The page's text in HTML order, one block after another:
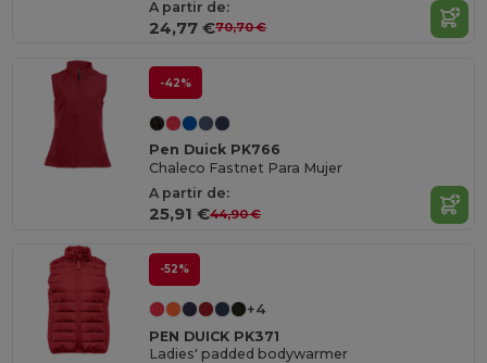
A partir de:
24,77 €70,70 €
-42%
Pen Duick PK766
Chaleco Fastnet Para Mujer
A partir de:
25,91 €44,90 €
-52%
+4
PEN DUICK PK371
Ladies' padded bodywarmer